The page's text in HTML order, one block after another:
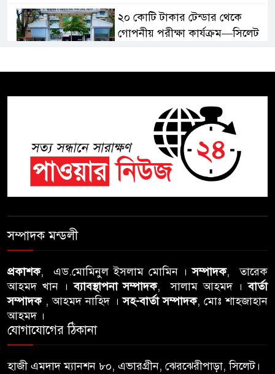
২০ কোটি টাকার টেন্ডার থেকে
গোপনীয় পরীক্ষা কার্যক্রম—সিলেট
সিলেটে চিকিৎসকের কিশোর ছেলের
ঝুলন্ত মরদেহ উদ্ধার
শতাব্দী রায়ের বাড়িতে বিদ্রোহীদের
বৈঠক, পশ্চিমবঙ্গে তৃনমূলে ভাঙনের
ইঙ্গিত !
বিএনপি নেতার ওপর হামলার
আবু তালহা চৌধুরী দ্বিতীয় বারের
মত টাওয়ার হ‍্যামলেটস কাউন্সিলের
গণবিজ্ঞপ্তি নিয়ে সিলেট অনলাইন
সম্পাদক মন্ডলী
প্রকাশক, এড.মোমিনুল ইসলাম মোমিন ।সম্পাদক, তারেক
আহমদ খান ।ব্যাবস্থাপনা সম্পাদক, সালাম আহমদ ।বার্তা
সম্পাদক, আহমদ নাহিদ ।সহ-বার্তা সম্পাদক, মোঃ শাহজাহান
আহমদ ।
যোগাযোগের ঠিকানা
হাজী এমদাদ ম্যানশন ৮০, এভারগ্রীন, ঝেরঝেরীপাড়া, সিলেট।